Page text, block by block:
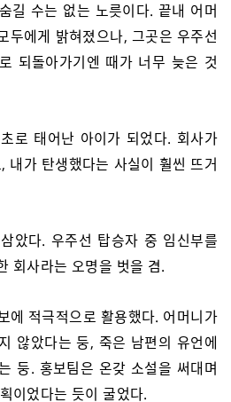
길 수는 없는 노릇이다. 끝내 어머
두에게 밝혀졌으나, 그곳은 우주선
되돌아가기엔 때가 너무 늦은 것
로 태어난 아이가 되었다. 회사가
내가 탄생했다는 사실이 훨씬 뜨거
았다. 우주선 탑승자 중 임신부를
회사라는 오명을 벗을 겸.
에 적극적으로 활용했다. 어머니가
않았다는 둥, 죽은 남편의 유언에
둥. 홍보팀은 온갖 소설을 써대며
이었다는 듯이 굴었다.